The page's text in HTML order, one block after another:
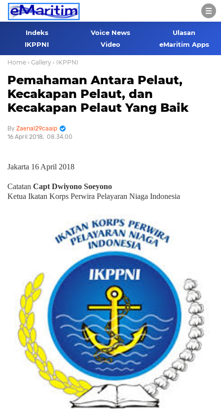
Indeks Voice News
Ulasan
IKPPNI
Video eMaritim Apps
Home › Gallery › IKPPNI
Pemahaman Antara Pelaut,
Kecakapan Pelaut, dan
Kecakapan Pelaut Yang Baik
Zaenal29caaip
16 April 2018
08.34.00
Jakarta 16 April 2018
Catatan Capt Dwiyono Soeyono
Ketua Ikatan Korps Perwira Pelayaran Niaga Indonesia